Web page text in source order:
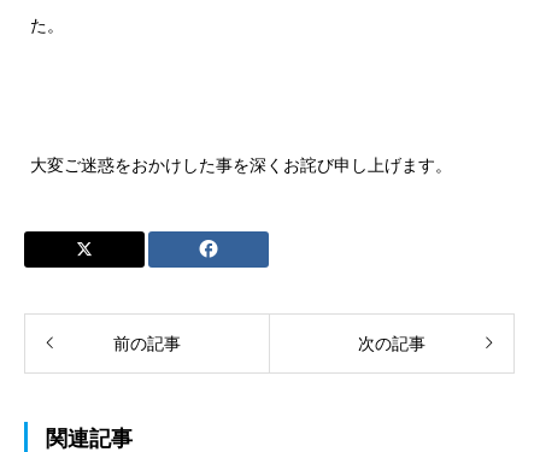
た。
大変ご迷惑をおかけした事を深くお詫び申し上げます。
前の記事 次の記事
関連記事